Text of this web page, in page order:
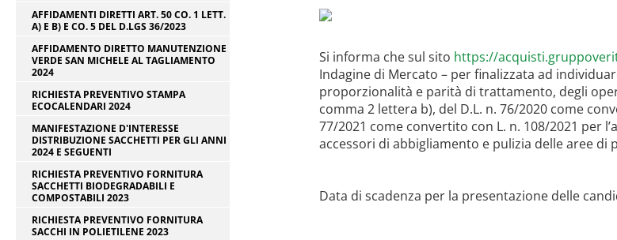
AFFIDAMENTI DIRETTI ART. 50 CO. 1 LETT.
A) E B) E CO. 5 DEL D.LGS 36/2023
AFFIDAMENTO DIRETTO MANUTENZIONE
VERDE SAN MICHELE AL TAGLIAMENTO
2024
RICHIESTA PREVENTIVO STAMPA
ECOCALENDARI 2024
MANIFESTAZIONE D'INTERESSE
DISTRIBUZIONE SACCHETTI PER GLI ANNI
2024 E SEGUENTI
RICHIESTA PREVENTIVO FORNITURA
SACCHETTI BIODEGRADABILI E
COMPOSTABILI 2023
RICHIESTA PREVENTIVO FORNITURA
SACCHI IN POLIETILENE 2023
Si informa che sul sito https://
Indagine di Mercato – per finalizzata ad
proporzionalità e parità di trattamento, degli
comma 2 lettera b), del D.L. n. 76/2020 come
77/2021 come convertito con L. n. 108/2021 per
accessori di abbigliamento e pulizia delle aree
Data di scadenza per la presentazione delle